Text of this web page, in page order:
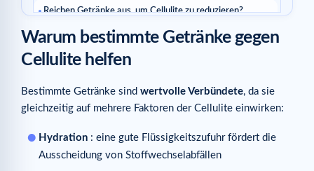
Reichen Getränke aus, um Cellulite zu reduzieren?
Ähnliche Artikel
Warum bestimmte Getränke gegen
Cellulite helfen
Bestimmte Getränke sind wertvolle Verbündete, da sie
gleichzeitig auf mehrere Faktoren der Cellulite einwirken:
Hydration : eine gute Flüssigkeitszufuhr fördert die
Ausscheidung von Stoffwechselabfällen